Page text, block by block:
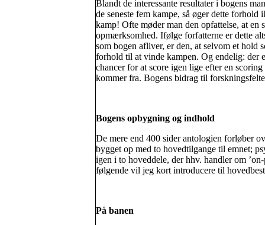
Blandt de interessante resultater i bogens
de seneste fem kampe, så øger dette
kamp! Ofte møder man den opfattelse, at
opmærksomhed. Ifølge forfatterne er dette
som bogen afliver, er den, at selvom et
forhold til at vinde kampen. Og endelig: der
chancer for at score igen lige efter en
kommer fra. Bogens bidrag til
Bogens opbygning og indhold
De mere end 400 sider antologien forløber
bygget op med to hovedtilgange til emnet;
igen i to hoveddele, der hhv. handler om
følgende vil jeg kort introducere til
På banen